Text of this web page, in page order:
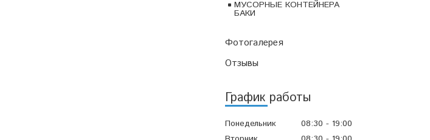
МУСОРНЫЕ КОНТЕЙНЕРА
БАКИ
Фотогалерея
Отзывы
График работы
Понедельник 08:30
19:00